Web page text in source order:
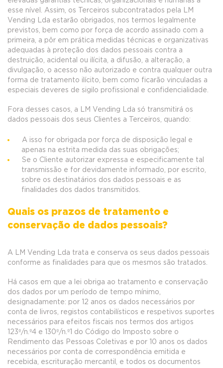
esse nível. Assim, os Terceiros subcontratados pela LM
Vending Lda estarão obrigados, nos termos legalmente
previstos, bem como por força de acordo assinado com a
primeira, a pôr em prática medidas técnicas e organizativas
adequadas à proteção dos dados pessoais contra a
destruição, acidental ou ilícita, a difusão, a alteração, a
divulgação, o acesso não autorizado e contra qualquer outra
forma de tratamento ilícito, bem como ficarão vinculadas a
especiais deveres de sigilo profissional e confidencialidade.
Fora desses casos, a LM Vending Lda só transmitirá os
dados pessoais dos seus Clientes a Terceiros, quando:
A isso for obrigada por força de disposição legal e
apenas na estrita medida das suas obrigações;
Se o Cliente autorizar expressa e especificamente tal
transmissão e for devidamente informado, por escrito,
sobre os destinatários dos dados pessoais e as
finalidades dos dados transmitidos.
Quais os prazos de tratamento e
conservação de dados pessoais?
A LM Vending Lda trata e conserva os seus dados pessoais
conforme as finalidades para que os mesmos são tratados.
Há casos em que a lei obriga ao tratamento e conservação
dos dados por um período de tempo mínimo,
designadamente: por 12 anos os dados necessários por
conta de livros, registos contabilísticos e respetivos suportes
necessários para efeitos fiscais nos termos dos artigos
123º/n.º4 e 130º/n.º1 do Código do Imposto sobre o
Rendimento das Pessoas Coletivas e por 10 anos os dados
necessários por conta de correspondência emitida e
recebida, escrituração mercantil, e todos os documentos